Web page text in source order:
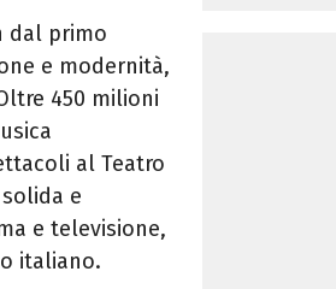
dal primo
e modernità,
450 milioni
al Teatro
e
e televisione,
italiano.